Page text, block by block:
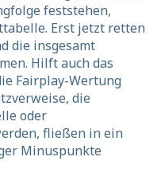
feststehen,
Erst jetzt retten
die insgesamt
Hilft auch das
Fairplay-Wertung
die
oder
fließen in ein
Minuspunkte